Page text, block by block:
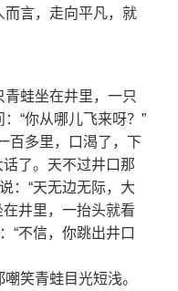
而言，走向平凡，就
蛙坐在井里，一只
“你从哪儿飞来呀？”
百多里，口渴了，下
话了。天不过井口那
：“天无边无际，大
在井里，一抬头就看
“不信，你跳出井口
笑青蛙目光短浅。